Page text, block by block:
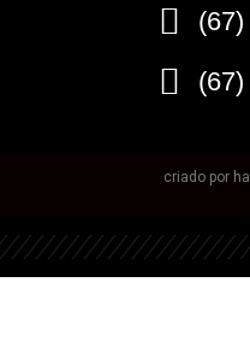
criado por